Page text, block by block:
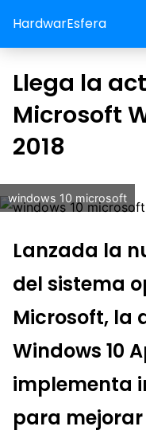
HardwarEsfera
Llega la
Microsoft
2018
windows 10 microsoft
Lanzada la
del sistema
Microsoft, la
Windows 10
implementa
para